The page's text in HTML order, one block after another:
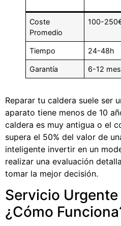
Coste
Promedio
100-
Tiempo 24-48h
Garantía 6-12
Reparar tu caldera suele ser
aparato tiene menos de 10
caldera es muy antigua o el
supera el 50% del valor de
inteligente invertir en un
realizar una evaluación
tomar la mejor decisión.
Servicio
¿Cómo